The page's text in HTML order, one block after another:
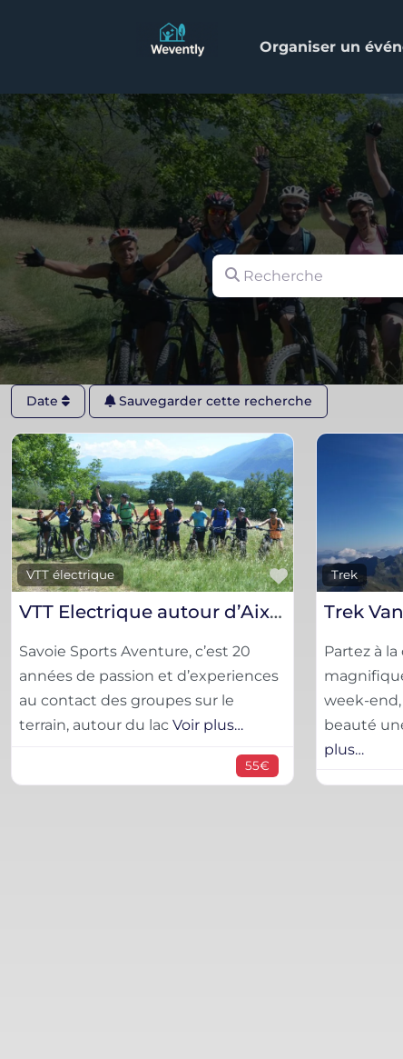
Organiser un
Recherche
Date Sauvegarder cette recherche
VTT électrique
Favorite
VTT Electrique autour d’Aix les Bains
Savoie Sports Aventure, c’est 20
années de passion et d’experiences
au contact des groupes sur le
terrain, autour du lac Voir plus…
55€
Trek
Trek
Partez à
week-end,
beauté
plus…